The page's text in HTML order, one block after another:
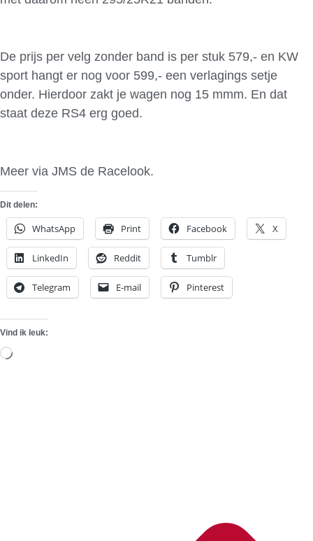
De prijs per velg zonder band is per stuk 579,- en KW
sport hangt er nog voor 599,- een verlagings setje
onder. Hierdoor zakt je wagen nog 15 mmm. En dat
staat deze RS4 erg goed.
Meer via JMS de Racelook.
Dit delen:
WhatsApp Print Facebook X
LinkedIn Reddit Tumblr
Telegram E-mail Pinterest
Vind ik leuk:
Aan